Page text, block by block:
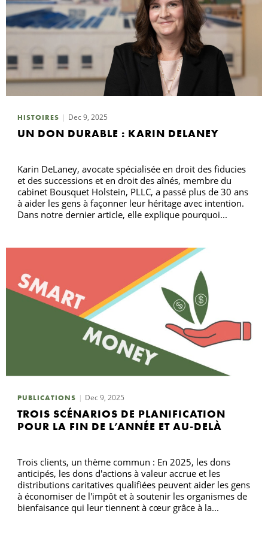
HISTOIRES Dec 9, 2025
UN DON DURABLE : KARIN DELANEY
Karin DeLaney, avocate spécialisée en droit des fiducies
et des successions et en droit des aînés, membre du
cabinet Bousquet Holstein, PLLC, a passé plus de 30 ans
à aider les gens à façonner leur héritage avec intention.
Dans notre dernier article, elle explique pourquoi...
PUBLICATIONS Dec 9, 2025
TROIS SCÉNARIOS DE PLANIFICATION
POUR LA FIN DE L’ANNÉE ET AU-DELÀ
Trois clients, un thème commun : En 2025, les dons
anticipés, les dons d'actions à valeur accrue et les
distributions caritatives qualifiées peuvent aider les gens
à économiser de l'impôt et à soutenir les organismes de
bienfaisance qui leur tiennent à cœur grâce à la...